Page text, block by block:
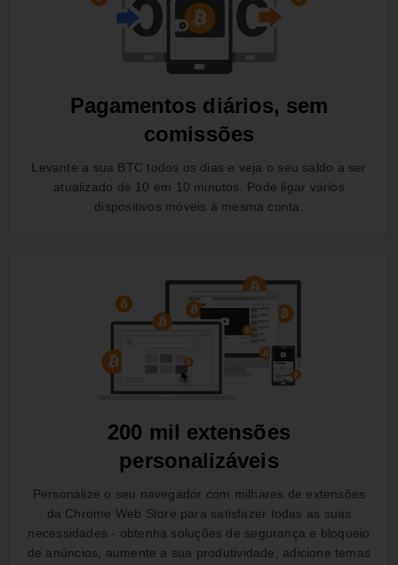
Pagamentos diários, sem
comissões
Levante a sua BTC todos os dias e veja o seu saldo a ser
atualizado de 10 em 10 minutos. Pode ligar vários
dispositivos móveis à mesma conta.
200 mil extensões
personalizáveis
Personalize o seu navegador com milhares de extensões
da Chrome Web Store para satisfazer todas as suas
necessidades - obtenha soluções de segurança e bloqueio
de anúncios, aumente a sua produtividade, adicione temas